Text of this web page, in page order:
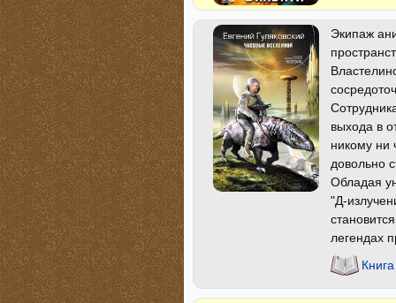
Экипаж
выхода в
никому ни
довольно
Обладая
"Д-
легендах